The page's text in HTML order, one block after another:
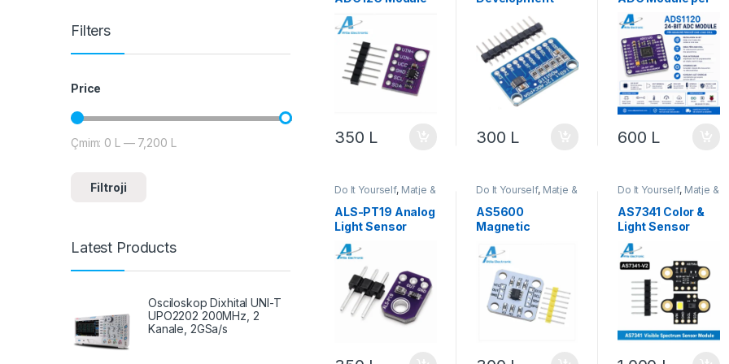
350 L 300 L
Sensorë Precizë
dhe Load Cell
600 L
Do It Yourself, Matje &
Robotika
ALS-PT19 Analog
Light Sensor
Module High
Dynamic Range
Do It Yourself, Matje &
Robotika
AS5600
Magnetic
Do It Yourself, Matje &
Robotika
AS7341 Color &
Light Sensor
Module
Filters
Price
Çmimi më i ulët
Çmimi më i lartë
Filtroji
Çmim: 0 L— 7,200 L
Latest Products
Osciloskop Dixhital UNI-T
UPO2202 200MHz, 2
Kanale, 2GSa/s